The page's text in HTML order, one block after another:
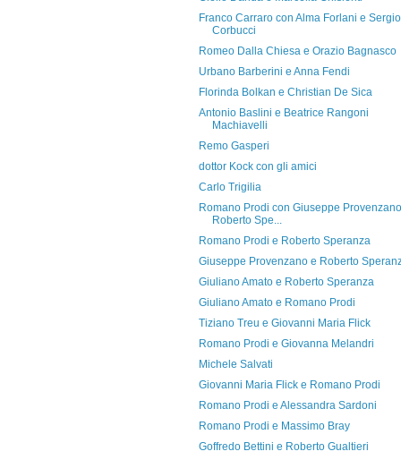
Franco Carraro con Alma Forlani e Sergio
Corbucci
Romeo Dalla Chiesa e Orazio Bagnasco
Urbano Barberini e Anna Fendi
Florinda Bolkan e Christian De Sica
Antonio Baslini e Beatrice Rangoni
Machiavelli
Remo Gasperi
dottor Kock con gli amici
Carlo Trigilia
Romano Prodi con Giuseppe
Roberto Spe...
Romano Prodi e Roberto Speranza
Giuseppe Provenzano e Roberto
Giuliano Amato e Roberto Speranza
Giuliano Amato e Romano Prodi
Tiziano Treu e Giovanni Maria Flick
Romano Prodi e Giovanna Melandri
Michele Salvati
Giovanni Maria Flick e Romano Prodi
Romano Prodi e Alessandra Sardoni
Romano Prodi e Massimo Bray
Goffredo Bettini e Roberto Gualtieri